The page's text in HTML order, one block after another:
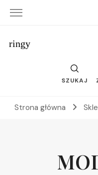
ringy
SZUKAJ
Strona główna